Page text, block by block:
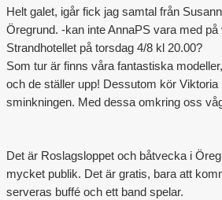
Barn
Accessoarer
Om produkterna
Erbjudanden
Outlet
Helt galet, igår fick jag samtal från
Öregrund. -kan inte AnnaPS vara med
Strandhotellet på torsdag 4/8 kl 20.00?
Som tur är finns våra fantastiska
och de ställer upp! Dessutom kör Viktoria
sminkningen. Med dessa omkring oss
Det är Roslagsloppet och båtvecka i
mycket publik. Det är gratis, bara att
serveras buffé och ett band spelar.